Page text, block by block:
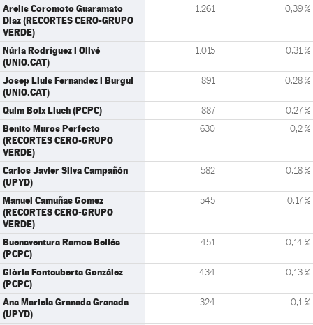
Arelis Coromoto Guaramato
Diaz (RECORTES CERO-GRUPO
VERDE)
1.261 0,39 %
Núria Rodríguez i Olivé
(UNIO.CAT)
1.015 0,31 %
Josep Lluis Fernandez i Burgui
(UNIO.CAT)
891 0,28 %
Quim Boix Lluch (PCPC) 887 0,27 %
Benito Muros Perfecto
(RECORTES CERO-GRUPO
VERDE)
630 0,2 %
Carlos Javier Silva Campañón
(UPYD)
582 0,18 %
Manuel Camuñas Gomez
(RECORTES CERO-GRUPO
VERDE)
545 0,17 %
Buenaventura Ramos Bellés
(PCPC)
451 0,14 %
Glòria Fontcuberta González
(PCPC)
434 0,13 %
Ana Mariela Granada Granada
(UPYD)
324 0,1 %